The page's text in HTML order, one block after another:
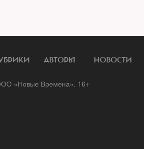
АВТОРЫ НОВОСТИ
«Новые Времена». 16+